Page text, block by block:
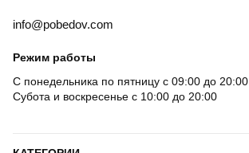
info@pobedov.com
Режим работы
С понедельника по пятницу с 09:00 до 20:00
Субота и воскресенье с 10:00 до 20:00